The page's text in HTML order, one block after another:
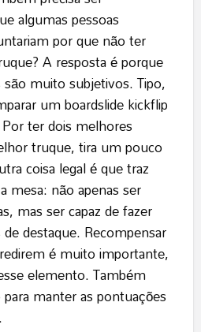
algumas pessoas
por que não ter
A resposta é porque
muito subjetivos. Tipo,
um boardslide kickflip
ter dois melhores
truque, tira um pouco
coisa legal é que traz
mesa: não apenas ser
mas ser capaz de fazer
destaque. Recompensar
é muito importante,
elemento. Também
manter as pontuações